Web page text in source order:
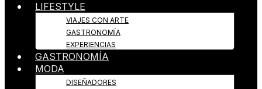
LIFESTYLE
VIAJES CON ARTE
GASTRONOMÍA
EXPERIENCIAS
GASTRONOMÍA
MODA
DISEÑADORES